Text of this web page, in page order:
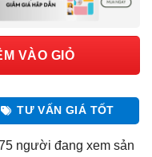
VÀO GIỎ
TƯ VẤN GIÁ TỐT
người đang xem sản